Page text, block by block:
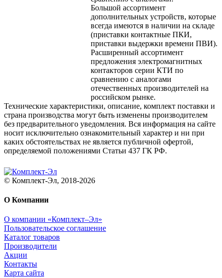
Большой ассортимент
дополнительных устройств, которые
всегда имеются в наличии на складе
(приставки контактные ПКИ,
приставки выдержки времени ПВИ).
Расширенный ассортимент
предложения электромагнитных
контакторов серии КТИ по
сравнению с аналогами
отечественных производителей на
российском рынке.
Технические характеристики, описание, комплект поставки и
страна производства могут быть изменены производителем
без предварительного уведомления. Вся информация на сайте
носит исключительно ознакомительный характер и ни при
каких обстоятельствах не является публичной офертой,
определяемой положениями Статьи 437 ГК РФ.
© Комплект-Эл, 2018-2026
О Компании
О компании «Комплект–Эл»
Пользовательское соглашение
Каталог товаров
Производители
Акции
Контакты
Карта сайта